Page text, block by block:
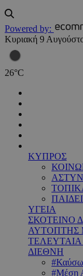
Powered by:
Κυριακή 9
26°C
ΚΥΠΡΟΣ
ΥΓΕΙΑ
ΣΚΟΤΕΙΝΟ
ΑΥΤΟΠΤΗΣ
ΔΙΕΘΝΗ
#Μέση